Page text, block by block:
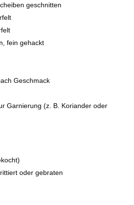
geschnitten
fein gehackt
Geschmack
Garnierung (z. B. Koriander oder
oder gebraten